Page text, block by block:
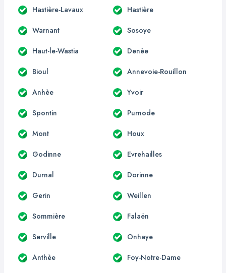
Hastière-Lavaux Hastière
Warnant Sosoye
Haut-le-Wastia Denèe
Bioul Annevoie-Rouillon
Anhèe Yvoir
Spontin Purnode
Mont Houx
Godinne Evrehailles
Durnal Dorinne
Gerin Weillen
Sommière Falaën
Serville Onhaye
Anthèe Foy-Notre-Dame